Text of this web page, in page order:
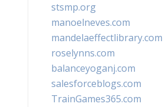
stsmp.org
manoelneves.com
mandelaeffectlibrary.com
roselynns.com
balanceyoganj.com
salesforceblogs.com
TrainGames365.com